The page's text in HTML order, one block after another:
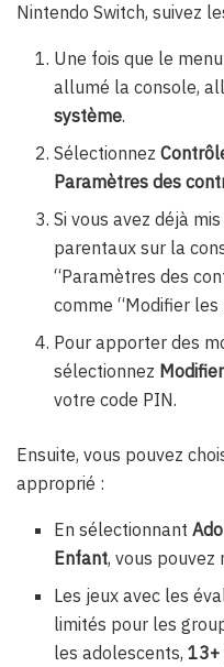
Nintendo Switch, suivez
Une fois que le
allumé la console,
système.
Sélectionnez
Paramètres des
Si vous avez déjà
parentaux sur la
“Paramètres des
comme “Modifier
Pour apporter des
sélectionnez
votre code PIN.
Ensuite, vous pouvez
approprié :
En sélectionnant
Enfant, vous pouvez
Les jeux avec les
limités pour les
les adolescents,13+